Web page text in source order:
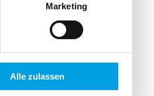
Marketing
Alle zulassen
: Zuerst
anschließend in Ihrem
aller Produkte
. Geben Sie